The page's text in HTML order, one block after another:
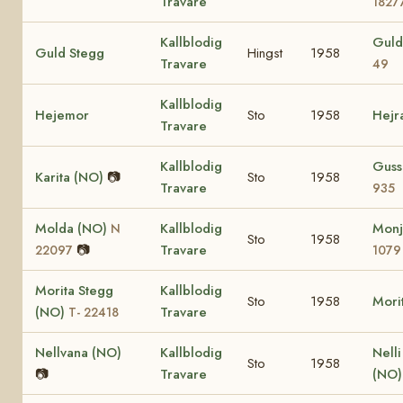
Guld Stegg
Kallblodig
Travare
Hingst 1958
49
Hejemor
Kallblodig
Travare
Sto 1958
Karita (NO) 📷
Kallblodig
Travare
Sto 1958
935
Molda (NO) N
22097 📷
Kallblodig
Travare
Sto 1958
1079
Morita Stegg
(NO) T- 22418
Kallblodig
Travare
Sto 1958
Nellvana (NO)
📷
Kallblodig
Travare
Sto 1958
(NO)